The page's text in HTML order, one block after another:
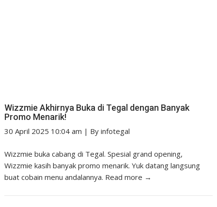
Wizzmie Akhirnya Buka di Tegal dengan Banyak
Promo Menarik!
30 April 2025 10:04 am | Byinfotegal
Wizzmie buka cabang di Tegal. Spesial grand opening,
Wizzmie kasih banyak promo menarik. Yuk datang langsung
buat cobain menu andalannya. Read more →